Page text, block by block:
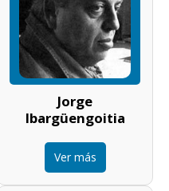
Jorge
Ibargüengoitia
Ver más